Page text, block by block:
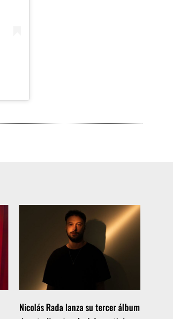
Nicolás Rada lanza su tercer álbum